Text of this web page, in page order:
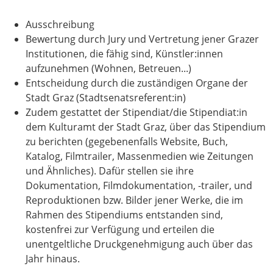
Ausschreibung
Bewertung durch Jury und Vertretung jener Grazer
Institutionen, die fähig sind, Künstler:innen
aufzunehmen (Wohnen, Betreuen...)
Entscheidung durch die zuständigen Organe der
Stadt Graz (Stadtsenatsreferent:in)
Zudem gestattet der Stipendiat/die Stipendiat:in
dem Kulturamt der Stadt Graz, über das Stipendium
zu berichten (gegebenenfalls Website, Buch,
Katalog, Filmtrailer, Massenmedien wie Zeitungen
und Ähnliches). Dafür stellen sie ihre
Dokumentation, Filmdokumentation, -trailer, und
Reproduktionen bzw. Bilder jener Werke, die im
Rahmen des Stipendiums entstanden sind,
kostenfrei zur Verfügung und erteilen die
unentgeltliche Druckgenehmigung auch über das
Jahr hinaus.